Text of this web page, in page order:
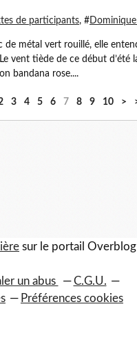
de participants, #
de métal vert rouillé, elle
vent tiède de ce début d’été
bandana rose....
3 4 5 6 7 8 9 10
2
>
sur le portail Overblog
un abus
C.G.U.
Préférences cookies